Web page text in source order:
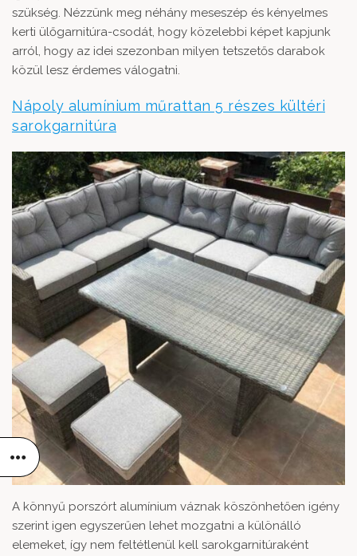
szükség. Nézzünk meg néhány meseszép és kényelmes
kerti ülőgarnitúra-csodát, hogy közelebbi képet kapjunk
arról, hogy az idei szezonban milyen tetszetős darabok
közül lesz érdemes válogatni.
Nápoly alumínium műrattan 5 részes kültéri
sarokgarnitúra
A könnyű porszórt alumínium váznak köszönhetően igény
szerint igen egyszerűen lehet mozgatni a különálló
elemeket, így nem feltétlenül kell sarokgarnitúraként